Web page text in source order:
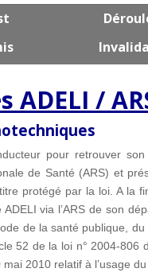
ADELI /
pour retrouver
de Santé (ARS) et
protégé par la loi. A la
via l’ARS de son
de la santé publique,
52 de la loi n° 2004-806
2010 relatif à l’usage